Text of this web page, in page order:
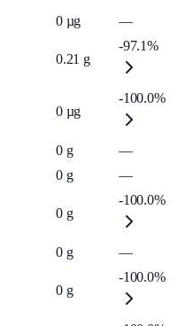
0 µg —
0.21 g
-97.1%
0 µg
-100.0%
0 g
—
0 g —
0 g
-100.0%
0 g
—
0 g
-100.0%